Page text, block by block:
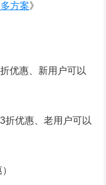
方案》
折优惠、新用户可以
3折优惠、老用户可以